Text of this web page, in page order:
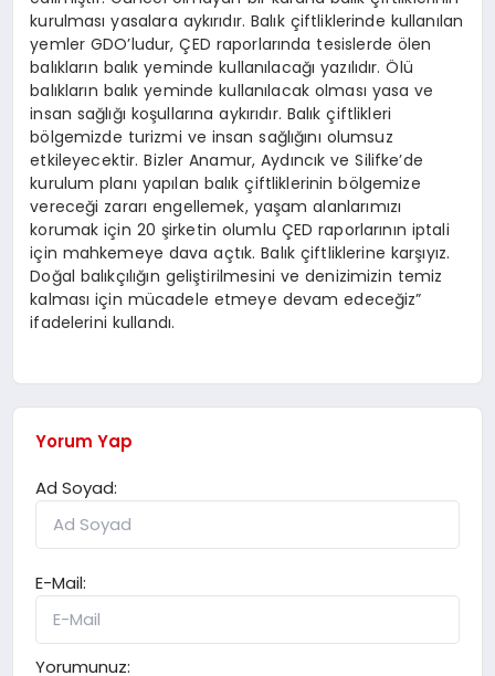
kurulması yasalara aykırıdır. Balık çiftliklerinde kullanılan
yemler GDO’ludur, ÇED raporlarında tesislerde ölen
balıkların balık yeminde kullanılacağı yazılıdır. Ölü
balıkların balık yeminde kullanılacak olması yasa ve
insan sağlığı koşullarına aykırıdır. Balık çiftlikleri
bölgemizde turizmi ve insan sağlığını olumsuz
etkileyecektir. Bizler Anamur, Aydıncık ve Silifke’de
kurulum planı yapılan balık çiftliklerinin bölgemize
vereceği zararı engellemek, yaşam alanlarımızı
korumak için 20 şirketin olumlu ÇED raporlarının iptali
için mahkemeye dava açtık. Balık çiftliklerine karşıyız.
Doğal balıkçılığın geliştirilmesini ve denizimizin temiz
kalması için mücadele etmeye devam edeceğiz”
ifadelerini kullandı.
Yorum Yap
Ad Soyad:
E-Mail:
Yorumunuz: